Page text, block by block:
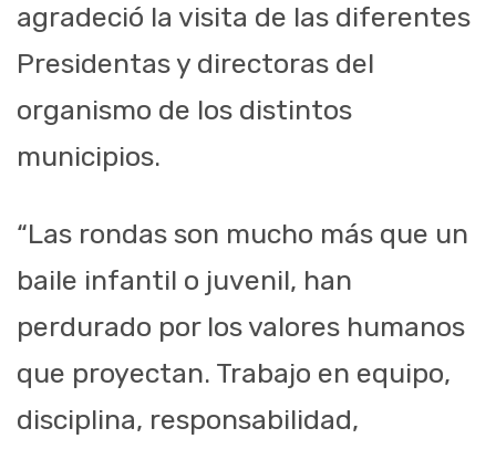
agradeció la visita de las diferentes
Presidentas y directoras del
organismo de los distintos
municipios.
“Las rondas son mucho más que un
baile infantil o juvenil, han
perdurado por los valores humanos
que proyectan. Trabajo en equipo,
disciplina, responsabilidad,